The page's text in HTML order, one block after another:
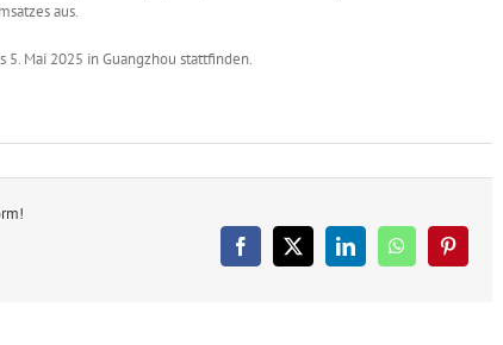
aus.
5. Mai 2025 in Guangzhou stattfinden.
Facebook
X LinkedInWhatsAppPinterest